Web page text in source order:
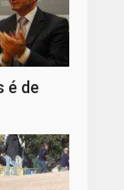
é de